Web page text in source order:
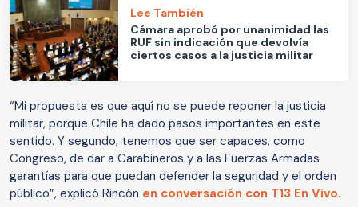
Lee También
Cámara aprobó por unanimidad las
RUF sin indicación que devolvía
ciertos casos a la justicia militar
“Mi propuesta es que aquí no se puede reponer la justicia
militar, porque Chile ha dado pasos importantes en este
sentido. Y segundo, tenemos que ser capaces, como
Congreso, de dar a Carabineros y a las Fuerzas Armadas
garantías para que puedan defender la seguridad y el orden
público”, explicó Rincón en conversación con T13 En Vivo.